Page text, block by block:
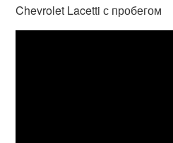
Chevrolet Lacetti с пробегом